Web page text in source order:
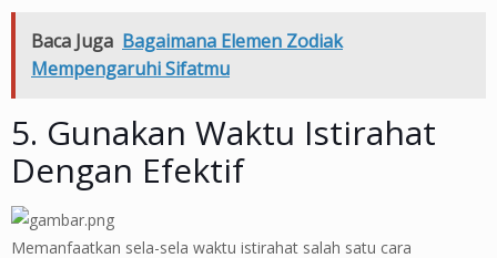
Baca Juga Bagaimana Elemen Zodiak
Mempengaruhi Sifatmu
5. Gunakan Waktu Istirahat
Dengan Efektif
Memanfaatkan sela-sela waktu istirahat salah satu cara